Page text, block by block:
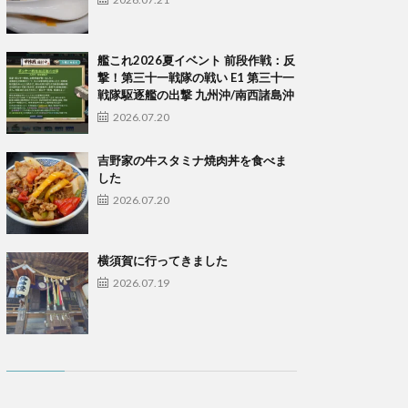
艦これ2026夏イベント 前段作戦：反
撃！第三十一戦隊の戦い E1 第三十一
戦隊駆逐艦の出撃 九州沖/南西諸島沖
2026.07.20
吉野家の牛スタミナ焼肉丼を食べま
した
2026.07.20
横須賀に行ってきました
2026.07.19